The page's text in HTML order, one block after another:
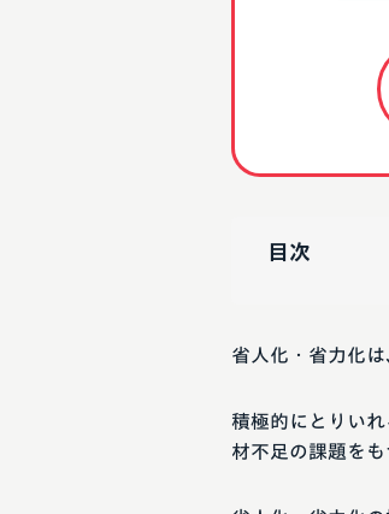
目次
省人化・省力化
積極的にとりい
材不足の課題を